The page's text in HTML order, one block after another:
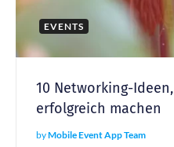
EVENTS
10 Networking-
erfolgreich machen
byMobile Event App Team